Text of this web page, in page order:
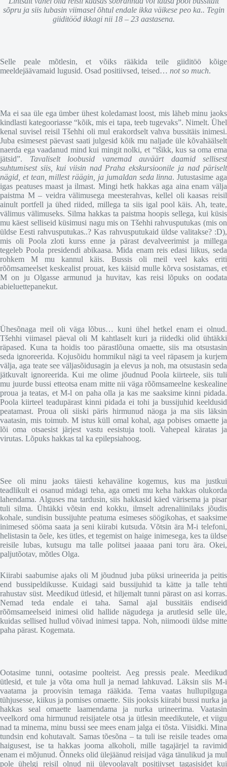
sõpru ja siis lubasin viimasel õhtul endale ikka väikese peo ka.. Tegin
giiditööd ikkagi nii 18 – 23 aastasena.
Selle peale mõtlesin, et võiks rääkida teile giiditöö kõige
meeldejäävamaid lugusid. Osad positiivsed, teised… not so much.
Ma ei saa üle ega ümber ühest koledamast loost, mis läheb minu jaoks
kindlasti kategooriasse “kõik, mis ei tapa, teeb tugevaks”. Nimelt. Ühel
kenal suvisel reisil Tšehhi oli mul erakordselt vahva bussitäis inimesi.
Juba esimesest päevast saati julgesid kõik mu naljade üle kõvahäälselt
naerda ega vaadanud mind kui mingit nolki, et “tšikk, kus sa oma ema
jätsid”. Tavaliselt loobusid vanemad auväärt daamid sellisest
suhtumisest siis, kui viisin nad Praha ekskursioonile ja nad päriselt
nägid, et tean, millest räägin, ja jumaldan seda linna. Jutustasime aga
igas peatuses maast ja ilmast. Mingi hetk hakkas aga aina enam välja
paistma M – veidra välimusega meesterahvas, kellel oli kaasas reisil
ainult portfell ja ühed riided, millega ta siis igal pool käis. Ah, teate,
välimus välimuseks. Silma hakkas ta paistma hoopis sellega, kui küsis
mu käest selliseid küsimusi nagu mis on Tšehhi rahvusputukas (mis on
üldse Eesti rahvusputukas..? Kas rahvusputukaid üldse valitakse? :D),
mis oli Poola zloti kurss enne ja pärast devalveerimist ja millega
tegeleb Poola presidendi abikaasa. Mida enam reis edasi liikus, seda
rohkem M mu kannul käis. Bussis oli meil veel kaks eriti
rõõmsameelset keskealist prouat, kes käisid mulle kõrva sosistamas, et
M on ju Olgasse armunud ja huvitav, kas reisi lõpuks on oodata
abieluettepanekut.
Ühesõnaga meil oli väga lõbus… kuni ühel hetkel enam ei olnud.
Tšehhi viimasel päeval oli M kahtlaselt kuri ja riidedki olid ühtäkki
räpased. Kuna ta hoidis too pärastlõuna omaette, siis ma otsustasin
seda ignoreerida. Kojusõidu hommikul nägi ta veel räpasem ja kurjem
välja, aga teate see väljasõidusagin ja elevus ja noh, ma otsustasin seda
jätkuvalt ignoreerida. Kui me olime jõudnud Poola kiirteele, siis tuli
mu juurde bussi etteotsa enam mitte nii väga rõõmsameelne keskealine
proua ja teatas, et M-l on paha olla ja kas me saaksime kinni pidada.
Poola kiirteel teadupärast kinni pidada ei tohi ja bussijuhid keeldusid
peatamast. Proua oli siiski päris hirmunud näoga ja ma siis läksin
vaatasin, mis toimub. M istus küll omal kohal, aga pobises omaette ja
lõi oma otsaesist järjest vastu eesistuja tooli. Vahepeal käratas ja
virutas. Lõpuks hakkas tal ka epilepsiahoog.
See oli minu jaoks täiesti kehaväline kogemus, kus ma justkui
teadlikult ei osanud midagi teha, aga ometi mu keha hakkas olukorda
lahendama. Alguses ma tardusin, siis hakkasid käed värisema ja pisar
tuli silma. Ühtäkki võtsin end kokku, ilmselt adrenaliinilaks jõudis
kohale, sundisin bussijuhte peatuma esimeses söögikohas, et saaksime
inimesed sööma saata ja seni kiirabi kutsuda. Võtsin ära M-i telefoni,
helistasin ta õele, kes ütles, et tegemist on haige inimesega, kes ta üldse
reisile lubas, kutsugu ma talle politsei jaaaaa pani toru ära. Okei,
paljutõotav, mõtles Olga.
Kiirabi saabumise ajaks oli M jõudnud juba püksi urineerida ja peitis
end bussipeldikusse. Kuidagi said bussijuhid ta kätte ja talle tehti
rahustav süst. Meedikud ütlesid, et hiljemalt tunni pärast on asi korras.
Nemad teda endale ei taha. Samal ajal bussitäis endiseid
rõõmsameelseid inimesi olid hallide nägudega ja arutlesid selle üle,
kuidas sellised hullud võivad inimesi tappa. Noh, niimoodi üldse mitte
paha pärast. Kogemata.
Ootasime tunni, ootasime poolteist. Aeg pressis peale. Meedikud
ütlesid, et tule ja võta oma hull ja nemad lahkuvad. Läksin siis M-i
vaatama ja proovisin temaga rääkida. Tema vaatas hullupilguga
tühjusesse, kiikus ja pomises omaette. Siis jooksis kiirabi bussi nurka ja
hakkas seal omaette laamendama ja nurka urineerima. Vaatasin
veelkord oma hirmunud reisijatele otsa ja ütlesin meedikutele, et viigu
nad ta minema, minu bussi see mees enam jalga ei tõsta. Viisidki. Mina
tundsin end kohutavalt. Samas tõesõna – ta tuli ise reisile teades oma
haigusest, ise ta hakkas jooma alkoholi, mille tagajärjel ta ravimid
enam ei mõjunud. Õnneks olid ülejäänud reisijad väga tänulikud ja mul
pole ühelgi reisil olnud nii ülevoolavalt positiivset tagasisidet kui